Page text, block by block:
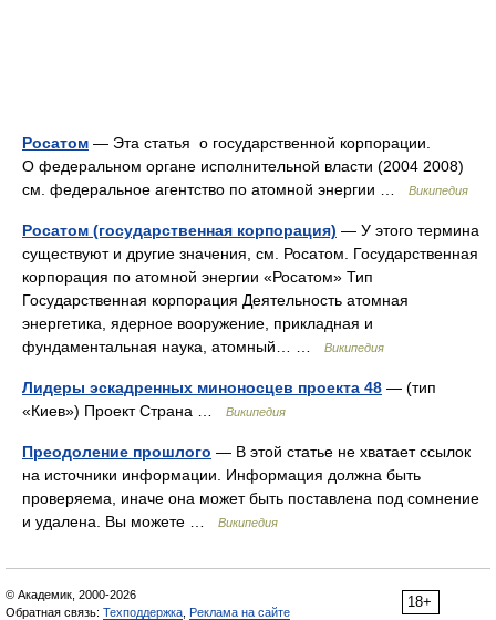
Росатом — Эта статья о государственной корпорации.
О федеральном органе исполнительной власти (2004 2008)
см. федеральное агентство по атомной энергии …
Википедия
Росатом (государственная корпорация) — У этого термина
существуют и другие значения, см. Росатом. Государственная
корпорация по атомной энергии «Росатом» Тип
Государственная корпорация Деятельность атомная
энергетика, ядерное вооружение, прикладная и
фундаментальная наука, атомный… …
Википедия
Лидеры эскадренных миноносцев проекта 48 — (тип
«Киев») Проект Страна …
Википедия
Преодоление прошлого — В этой статье не хватает ссылок
на источники информации. Информация должна быть
проверяема, иначе она может быть поставлена под сомнение
и удалена. Вы можете …
Википедия
18+
© Академик, 2000-2026
Обратная связь: Техподдержка Реклама на сайте